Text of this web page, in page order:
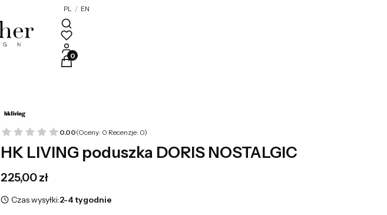
PL / EN
Produkty w koszyku: 0. Zobacz szczegóły
0.00(Oceny: 0 Recenzje: 0)
HK LIVING poduszka DORIS NOSTALGIC
Cena
225,00 zł
Czas wysyłki:2-4 tygodnie